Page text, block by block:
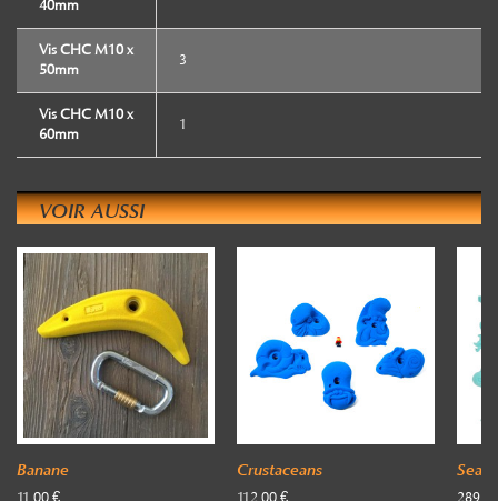
40mm
Vis CHC M10 x
50mm
3
Vis CHC M10 x
60mm
1
VOIR AUSSI
Banane Crustaceans Sea